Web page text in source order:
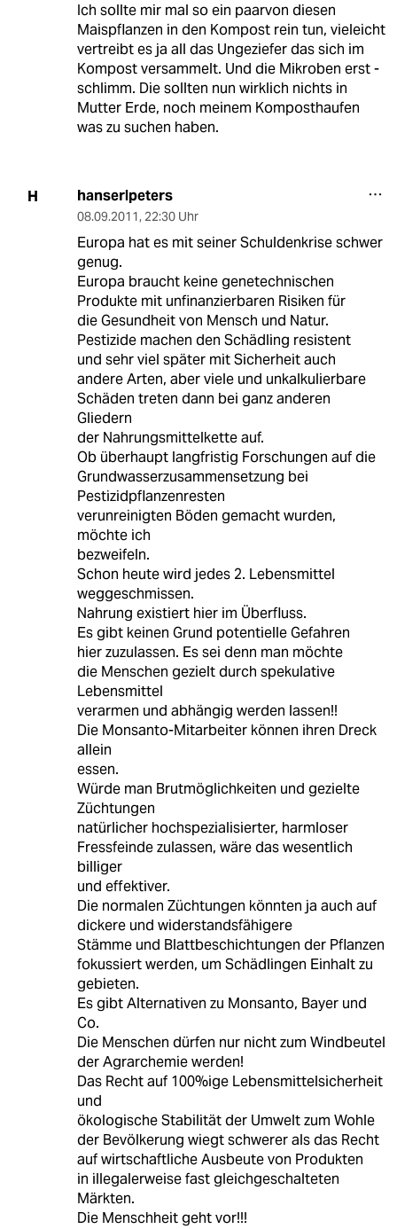
Ich sollte mir mal so ein paarvon diesen
Maispflanzen in den Kompost rein tun, vieleicht
vertreibt es ja all das Ungeziefer das sich im
Kompost versammelt. Und die Mikroben erst -
schlimm. Die sollten nun wirklich nichts in
Mutter Erde, noch meinem Komposthaufen
was zu suchen haben.
H hanserlpeters
08.09.2011, 22:30 Uhr
Europa hat es mit seiner Schuldenkrise schwer
genug.
Europa braucht keine genetechnischen
Produkte mit unfinanzierbaren Risiken für
die Gesundheit von Mensch und Natur.
Pestizide machen den Schädling resistent
und sehr viel später mit Sicherheit auch
andere Arten, aber viele und unkalkulierbare
Schäden treten dann bei ganz anderen
Gliedern
der Nahrungsmittelkette auf.
Ob überhaupt langfristig Forschungen auf die
Grundwasserzusammensetzung bei
Pestizidpflanzenresten
verunreinigten Böden gemacht wurden,
möchte ich
bezweifeln.
Schon heute wird jedes 2. Lebensmittel
weggeschmissen.
Nahrung existiert hier im Überfluss.
Es gibt keinen Grund potentielle Gefahren
hier zuzulassen. Es sei denn man möchte
die Menschen gezielt durch spekulative
Lebensmittel
verarmen und abhängig werden lassen!!
Die Monsanto-Mitarbeiter können ihren Dreck
allein
essen.
Würde man Brutmöglichkeiten und gezielte
Züchtungen
natürlicher hochspezialisierter, harmloser
Fressfeinde zulassen, wäre das wesentlich
billiger
und effektiver.
Die normalen Züchtungen könnten ja auch auf
dickere und widerstandsfähigere
Stämme und Blattbeschichtungen der Pflanzen
fokussiert werden, um Schädlingen Einhalt zu
gebieten.
Es gibt Alternativen zu Monsanto, Bayer und
Co.
Die Menschen dürfen nur nicht zum Windbeutel
der Agrarchemie werden!
Das Recht auf 100%ige Lebensmittelsicherheit
und
ökologische Stabilität der Umwelt zum Wohle
der Bevölkerung wiegt schwerer als das Recht
auf wirtschaftliche Ausbeute von Produkten
in illegalerweise fast gleichgeschalteten
Märkten.
Die Menschheit geht vor!!!